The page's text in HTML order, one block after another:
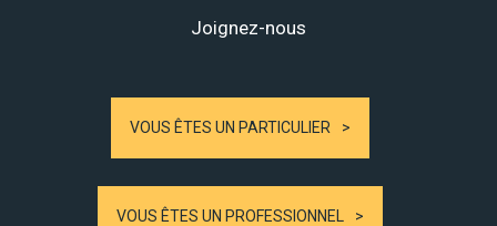
Joignez-nous
VOUS ÊTES UN PARTICULIER
VOUS ÊTES UN PROFESSIONNEL